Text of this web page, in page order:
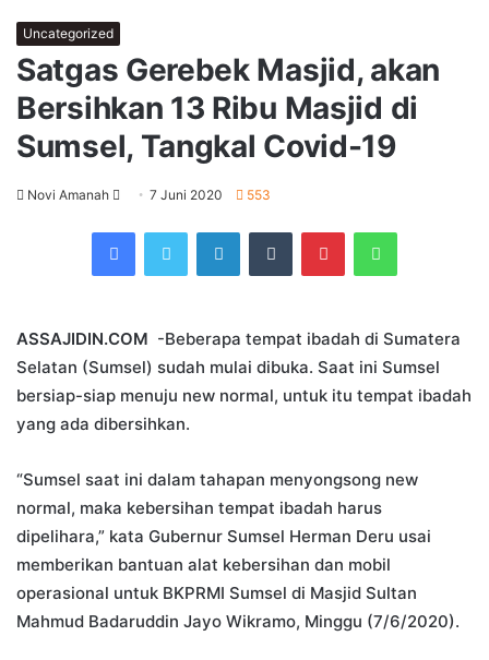
Uncategorized
Satgas Gerebek Masjid, akan
Bersihkan 13 Ribu Masjid di
Sumsel, Tangkal Covid-19
Novi Amanah
Send7 Juni 2020 553
FacebookTwitterLinkedInTumblrPinterestWhatsApp
ASSAJIDIN.COM -Beberapa tempat ibadah di Sumatera
Selatan (Sumsel) sudah mulai dibuka. Saat ini Sumsel
bersiap-siap menuju new normal, untuk itu tempat ibadah
yang ada dibersihkan.
“Sumsel saat ini dalam tahapan menyongsong new
normal, maka kebersihan tempat ibadah harus
dipelihara,” kata Gubernur Sumsel Herman Deru usai
memberikan bantuan alat kebersihan dan mobil
operasional untuk BKPRMI Sumsel di Masjid Sultan
Mahmud Badaruddin Jayo Wikramo, Minggu (7/6/2020).